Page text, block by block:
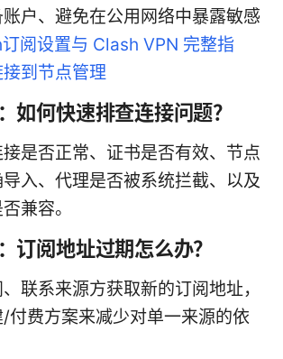
户、避免在公用网络中暴露敏感
阅设置与 Clash VPN 完整指
到节点管理
如何快速排查连接问题？
是否正常、证书是否有效、节点
入、代理是否被系统拦截、以及
兼容。
订阅地址过期怎么办？
联系来源方获取新的订阅地址，
付费方案来减少对单一来源的依